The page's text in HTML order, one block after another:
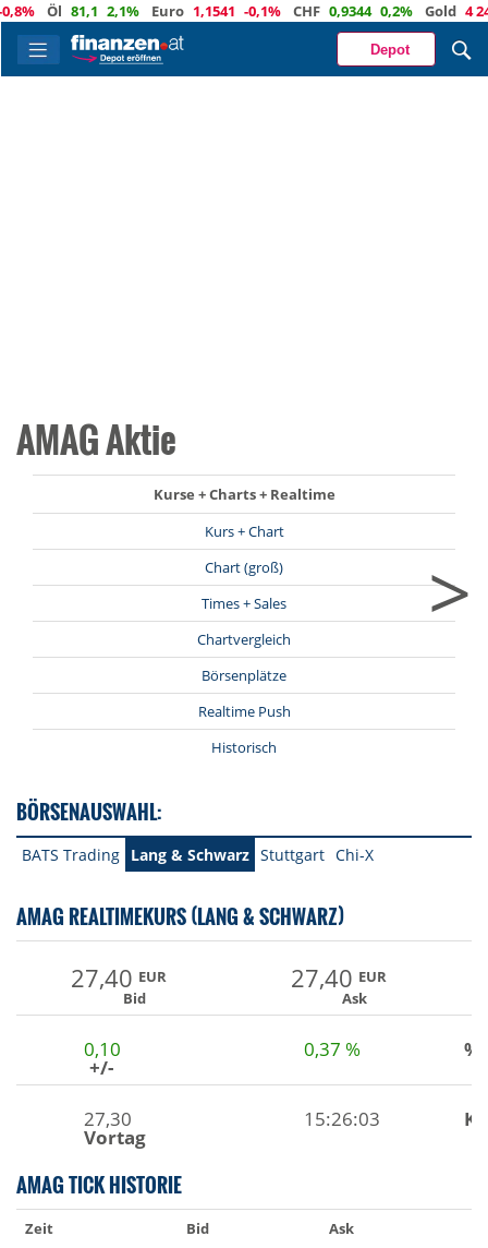
Öl 81,1 2,1% Euro 1,1541 -0,1% CHF 0,9344 0,2% Gold 4 243
Depot
AMAG Aktie
Kurse + Charts + Realtime
Kurs + Chart
Chart (groß)
Times + Sales
Chartvergleich
Börsenplätze
Realtime Push
Historisch
>
BÖRSENAUSWAHL:
BATS Trading Lang & Schwarz Stuttgart Chi-X
AMAG REALTIMEKURS (LANG & SCHWARZ)
27,40 EUR
Bid
27,40 EUR
Ask
0,10
+/-
0,37 % %
27,30
Vortag
15:26:03
AMAG TICK HISTORIE
Zeit Bid Ask